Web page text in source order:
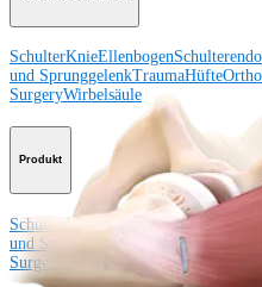
SchulterKnieEllenbogen
und SprunggelenkTraumaHüfte
SurgeryWirbelsäule
Produkt
SchulterKnie Ellenbogen
und Sprunggelenk
Orthobiologie
Surgery
Bildgebung & Resektion